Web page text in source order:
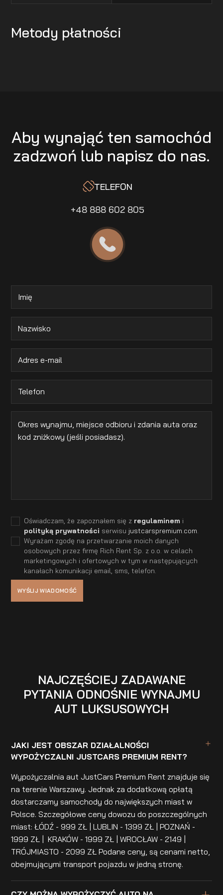
Metody płatności
Aby wynająć ten samochód
zadzwoń lub napisz do nas.
TELEFON
+48 888 602 805
Oświadczam, że zapoznałem się z regulaminemi
polityką prywatności serwisu justcarspremium.com
Wyrażam zgodę na przetwarzanie moich danych
osobowych przez firmę Rich Rent Sp. z o.o. w celach
marketingowych i ofertowych w tym w następujących
kanałach komunikacji email, sms, telefon.
NAJCZĘŚCIEJ ZADAWANE
PYTANIA ODNOŚNIE WYNAJMU
AUT LUKSUSOWYCH
JAKI JEST OBSZAR DZIAŁALNOŚCI
WYPOŻYCZALNI JUSTCARS PREMIUM RENT?
Wypożyczalnia aut JustCars Premium Rent znajduje się
na terenie Warszawy. Jednak za dodatkową opłatą
dostarczamy samochody do największych miast w
Polsce. Szczegółowe ceny dowozu do poszczególnych
miast: ŁÓDŹ - 999 ZŁ | LUBLIN - 1399 ZŁ | POZNAŃ -
1999 ZŁ | KRAKÓW - 1999 ZŁ | WROCŁAW - 2149 |
TRÓJMIASTO - 2099 ZŁ Podane ceny, są cenami netto,
obejmującymi transport pojazdu w jedną stronę.